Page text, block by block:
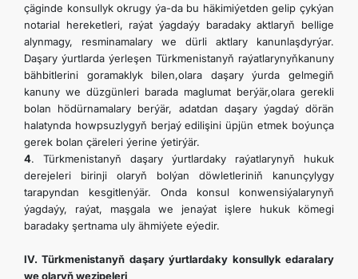
çäginde konsullyk okrugy ýa-da bu häkimiýetden gelip çykýan
notarial hereketleri, raýat ýagdaýy baradaky aktlaryň bellige
alynmagy, resminamalary we dürli aktlary kanunlaşdyrýar.
Daşary ýurtlarda ýerleşen Türkmenistanyň raýatlarynyňkanuny
bähbitlerini goramaklyk bilen,olara daşary ýurda gelmegiň
kanuny we düzgünleri barada maglumat berýär,olara gerekli
bolan hödürnamalary berýär, adatdan daşary ýagdaý dörän
halatynda howpsuzlygyň berjaý edilişini üpjün etmek boýunça
gerek bolan çäreleri ýerine ýetirýär.
4. Türkmenistanyň daşary ýurtlardaky raýatlarynyň hukuk
derejeleri birinji olaryň bolýan döwletleriniň kanunçylygy
tarapyndan kesgitlenýär. Onda konsul konwensiýalarynyň
ýagdaýy, raýat, maşgala we jenaýat işlere hukuk kömegi
baradaky şertnama uly ähmiýete eýedir.
IV. Türkmenistanyň daşary ýurtlardaky konsullyk edaralary
we olaryň wezipeleri